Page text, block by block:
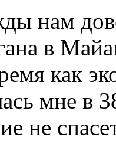
нам
в
как
мне в
не